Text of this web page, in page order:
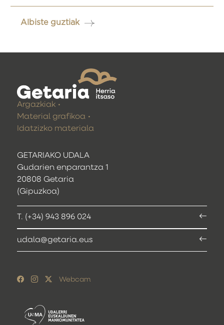
Albiste guztiak
GETARIAKO UDALA
Gudarien enparantza 1
20808 Getaria
(Gipuzkoa)
T. (+34) 943 896 024
udala@getaria.eus
Argazkiak
Material grafikoa
Idatzizko materiala
Webcam